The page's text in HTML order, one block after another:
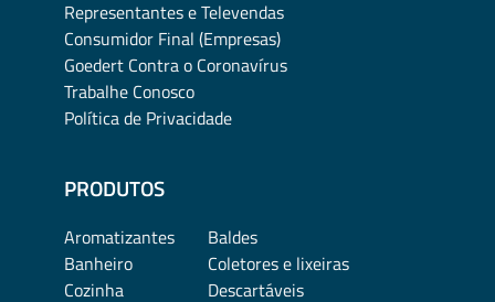
Representantes e Televendas
Consumidor Final (Empresas)
Goedert Contra o Coronavírus
Trabalhe Conosco
Política de Privacidade
PRODUTOS
Aromatizantes
Baldes
Banheiro
Coletores e lixeiras
Cozinha
Descartáveis